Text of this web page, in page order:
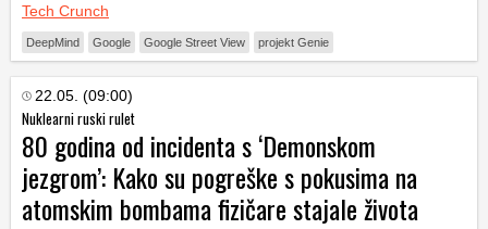
Tech Crunch
DeepMind Google Google Street View projekt Genie
22.05. (09:00)
Nuklearni ruski rulet
80 godina od incidenta s ‘Demonskom
jezgrom’: Kako su pogreške s pokusima na
atomskim bombama fizičare stajale života